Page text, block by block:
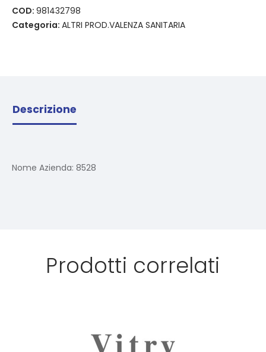
COD: 981432798
Categoria: ALTRI PROD.VALENZA SANITARIA
Descrizione
Nome Azienda: 8528
Prodotti correlati